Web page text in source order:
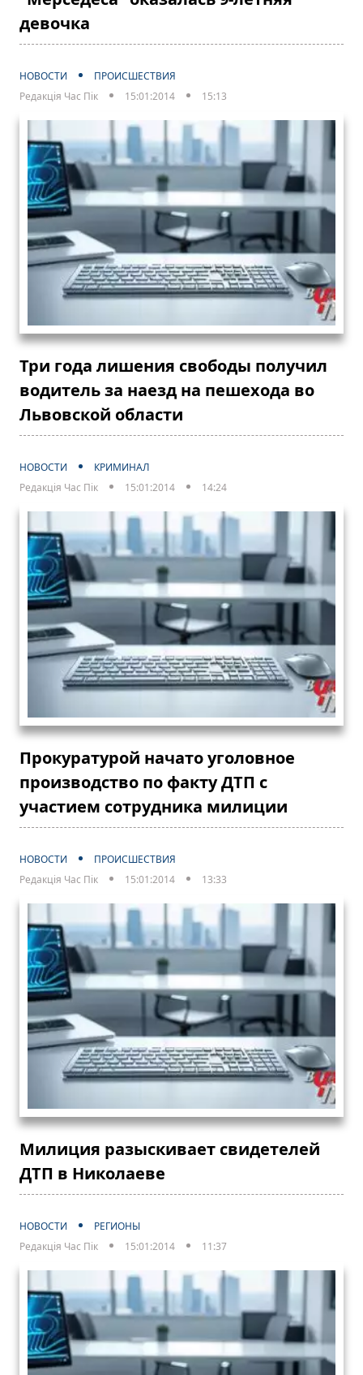
девочка
НОВОСТИ
ПРОИСШЕСТВИЯ
Редакція Час Пік
15:01:2014 15:13
Три года лишения свободы получил
водитель за наезд на пешехода во
Львовской области
НОВОСТИ
КРИМИНАЛ
Редакція Час Пік
15:01:2014 14:24
Прокуратурой начато уголовное
производство по факту ДТП с
участием сотрудника милиции
НОВОСТИ
ПРОИСШЕСТВИЯ
Редакція Час Пік
15:01:2014 13:33
Милиция разыскивает свидетелей
ДТП в Николаеве
НОВОСТИ
РЕГИОНЫ
Редакція Час Пік
15:01:2014 11:37